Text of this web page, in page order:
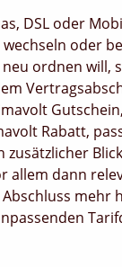
DSL oder
oder
ordnen will,
Rabatt,
zusätzlicher
allem dann
mehr